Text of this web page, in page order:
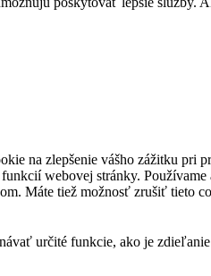
na zlepšenie vášho zážitku pri
webovej stránky.
Máte tiež možnosť zrušiť tieto
určité funkcie, ako je